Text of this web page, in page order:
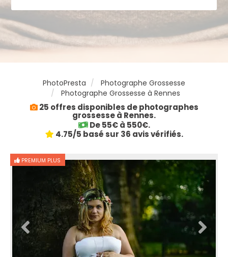
PhotoPresta
Photographe Grossesse
Photographe Grossesse à Rennes
25 offres disponibles de photographes
grossesse à Rennes.
De 55€ à 550€.
4.75/5 basé sur 36 avis vérifiés.
PREMIUM PLUS